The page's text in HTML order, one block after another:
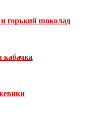
горький шоколад
кабачка